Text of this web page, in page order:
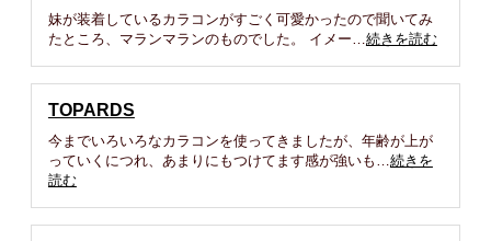
妹が装着しているカラコンがすごく可愛かったので聞いてみ
たところ、マランマランのものでした。 イメー…続きを読む
TOPARDS
今までいろいろなカラコンを使ってきましたが、年齢が上が
っていくにつれ、あまりにもつけてます感が強いも…続きを
読む